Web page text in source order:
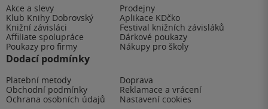
Akce a slevy
Prodejny
Klub Knihy Dobrovský
Aplikace KDčko
Knižní závisláci
Festival knižních závisláků
Affiliate spolupráce
Dárkové poukazy
Poukazy pro firmy
Nákupy pro školy
Dodací podmínky
Platební metody
Doprava
Obchodní podmínky
Reklamace a vrácení
Ochrana osobních údajů
Nastavení cookies